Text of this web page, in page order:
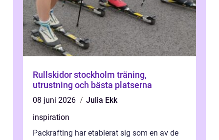
Rullskidor stockholm träning,
utrustning och bästa platserna
08 juni 2026
Julia Ekk
inspiration
Packrafting har etablerat sig som en av de